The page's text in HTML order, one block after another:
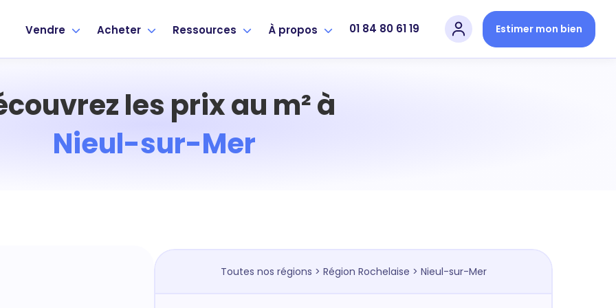
Vendre Acheter Ressources À propos 01 84 80 61 19 Estimer mon bien
les prix au m² à
Nieul-sur-Mer
Toutes nos régions > Région Rochelaise > Nieul-sur-Mer